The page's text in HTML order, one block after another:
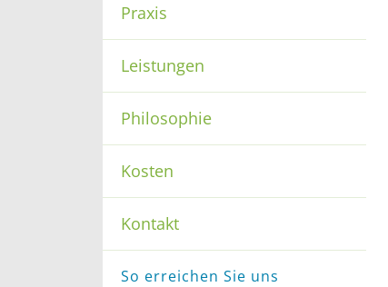
Praxis
Leistungen
Philosophie
Kosten
Kontakt
So erreichen Sie uns